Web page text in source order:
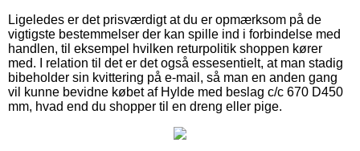
Ligeledes er det prisværdigt at du er opmærksom på de
vigtigste bestemmelser der kan spille ind i forbindelse med
handlen, til eksempel hvilken returpolitik shoppen kører
med. I relation til det er det også essesentielt, at man stadig
bibeholder sin kvittering på e-mail, så man en anden gang
vil kunne bevidne købet af Hylde med beslag c/c 670 D450
mm, hvad end du shopper til en dreng eller pige.